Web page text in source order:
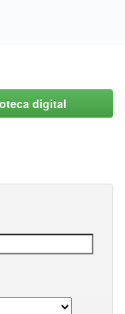
digital